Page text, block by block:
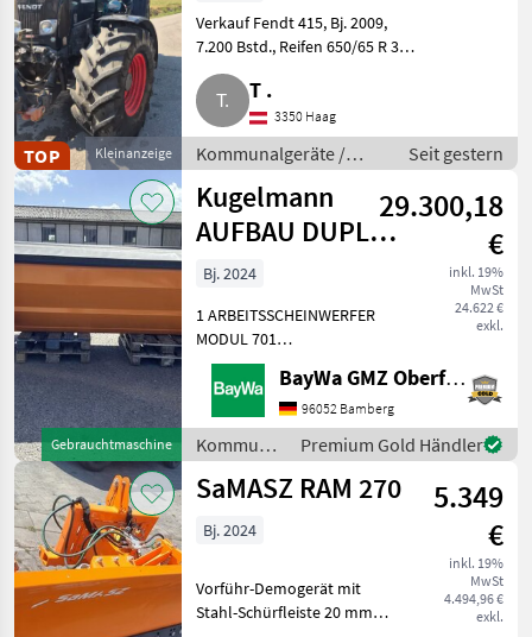
Kleinanzeige
TOP
Verkauf Fendt 415, Bj. 2009,
7.200 Bstd., Reifen 650/65 R 38
vorne, 540/65 R 26 ca. 90 %,
keine Frontzapfwelle. Preis: €
67.000, -, + 20 % MwSt..
Kommunalgeräte Kommu
T .
3350 Haag
Kommunalgeräte /
Kommunalfahrzeuge
Seit gestern
Gebrauchtmaschine
Kugelmann
AUFBAU DUPLEX
3,2 M³
29.300,18
€
inkl. 19%
MwSt
24.622 €
exkl.
Bj. 2024
1 ARBEITSSCHEINWERFER
MODUL 701
AUFSTIEGSLEITER A
DUPLEX VA1 ELEKTRISCHE
STREUBILDVERSTELLUNG
(ESB)1 ELEKTRISCHE
STREUKONTROLLE (ESK)1
ERSTMONTAGE AM
FAHRZEUG1 KUPPL
BayWa GMZ Oberfranken
96052 Bamberg
Kommunalgeräte
/
Kugelmann
Premium Gold Händler
SaMASZ RAM 270
5.349
€
inkl. 19%
MwSt
4.494,96 €
exkl.
Bj. 2024
Vorführ-Demogerät mit
Stahl-Schürfleiste 20 mm